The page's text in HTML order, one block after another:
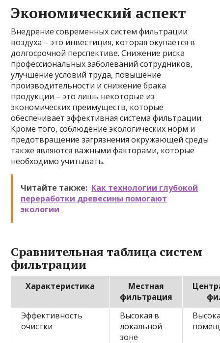
Экономический аспект
Внедрение современных систем фильтрации
воздуха – это инвестиция, которая окупается в
долгосрочной перспективе. Снижение риска
профессиональных заболеваний сотрудников,
улучшение условий труда, повышение
производительности и снижение брака
продукции – это лишь некоторые из
экономических преимуществ, которые
обеспечивает эффективная система фильтрации.
Кроме того, соблюдение экологических норм и
предотвращение загрязнения окружающей среды
также являются важными факторами, которые
необходимо учитывать.
Читайте также: Как технологии глубокой
переработки древесины помогают
экологии
Сравнительная таблица систем
фильтрации
Характеристика
Местная
фильтрация
Эффективность
очистки
Высокая в
локальной
зоне